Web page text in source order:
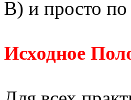
В) и просто по
Исходное